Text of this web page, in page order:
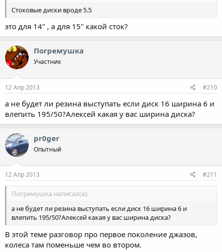
Стоковые диски вроде 5.5
это для 14" , а для 15" какой сток?
Погремушка
Участник
12 Апр 2013 #210
а не будет ли резина выступать если диск 16 ширина 6 и
влепить 195/50?Алексей какая у вас ширина диска?
pr0ger
Опытный
12 Апр 2013 #211
Погремушка написал(а):
а не будет ли резина выступать если диск 16 ширина 6 и
влепить 195/50?Алексей какая у вас ширина диска?
В этой теме разговор про первое поколение джазов,
колеса там поменьше чем во втором.